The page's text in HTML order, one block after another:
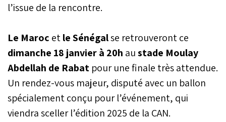
l’issue de la rencontre.
Le Maroc etle Sénégalse retrouveront ce
dimanche 18 janvier à 20h austade Moulay
Abdellah de Rabat pour une finale très attendue.
Un rendez-vous majeur, disputé avec un ballon
spécialement conçu pour l’événement, qui
viendra sceller l’édition 2025 de la CAN.